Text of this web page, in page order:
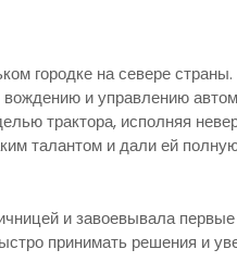
городке на севере
и управлению
трактора, исполняя
талантом и дали ей
и завоевывала первые
принимать решения и